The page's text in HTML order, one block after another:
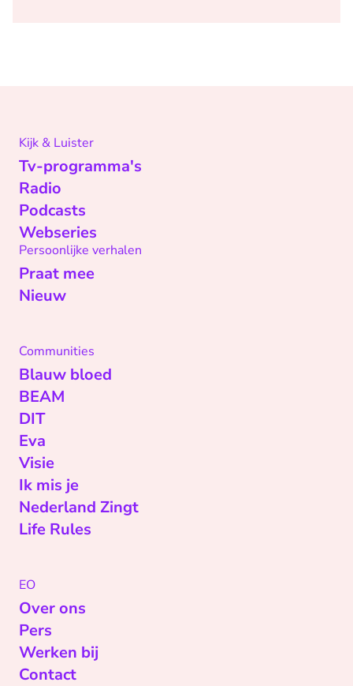
Kijk & Luister
Tv-programma's
Radio
Podcasts
Webseries
Persoonlijke verhalen
Praat mee
Nieuw
Communities
Blauw bloed
BEAM
DIT
Eva
Visie
Ik mis je
Nederland Zingt
Life Rules
EO
Over ons
Pers
Werken bij
Contact